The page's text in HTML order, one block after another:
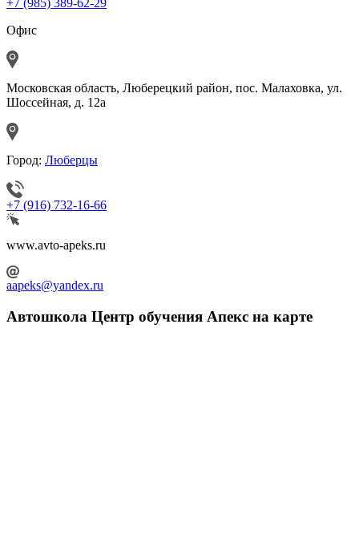
Офис
Московская область, Люберецкий район, пос. Малаховка, ул.
Шоссейная, д. 12а
Город: Люберцы
+7 (916) 732-16-66
www.avto-apeks.ru
aapeks@yandex.ru
Автошкола Центр обучения Апекс на карте